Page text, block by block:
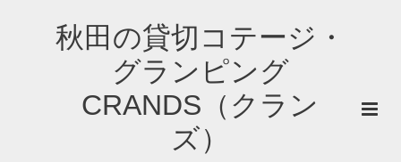
秋田の貸切コテージ・
グランピング
CRANDS（クラン
ズ）